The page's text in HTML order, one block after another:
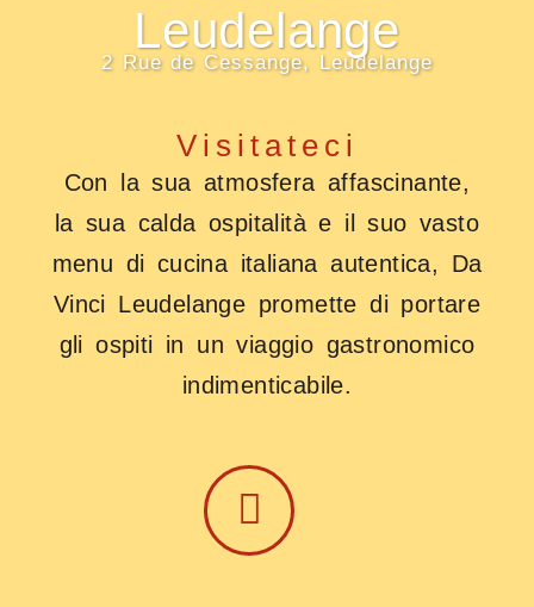
Leudelange
2 Rue de Cessange, Leudelange
Visitateci
Con la sua atmosfera affascinante,
la sua calda ospitalità e il suo vasto
menu di cucina italiana autentica, Da
Vinci Leudelange promette di portare
gli ospiti in un viaggio gastronomico
indimenticabile.